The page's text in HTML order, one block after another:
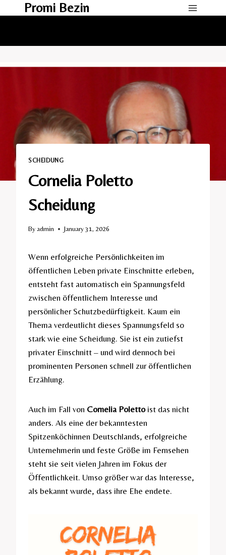
Promi Bezin
SCHEIDUNG​
Cornelia Poletto
Scheidung​
Byadmin January 31, 2026
Wenn erfolgreiche Persönlichkeiten im
öffentlichen Leben private Einschnitte erleben,
entsteht fast automatisch ein Spannungsfeld
zwischen öffentlichem Interesse und
persönlicher Schutzbedürftigkeit. Kaum ein
Thema verdeutlicht dieses Spannungsfeld so
stark wie eine Scheidung. Sie ist ein zutiefst
privater Einschnitt – und wird dennoch bei
prominenten Personen schnell zur öffentlichen
Erzählung.
Auch im Fall von Cornelia Polettoist das nicht
anders. Als eine der bekanntesten
Spitzenköchinnen Deutschlands, erfolgreiche
Unternehmerin und feste Größe im Fernsehen
steht sie seit vielen Jahren im Fokus der
Öffentlichkeit. Umso größer war das Interesse,
als bekannt wurde, dass ihre Ehe endete.